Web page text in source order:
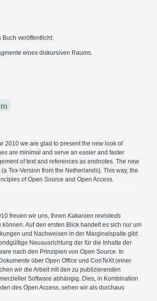
Buch veröffentlicht:
eines diskursiven Raums.
2010 we are glad to present the new look of
are minimal and serve an easier and faster
of text and references as endnotes. The new
Tex-Version from the Netherlands). This way, the
of Open Source and Open Access.
freuen wir uns, Ihnen Kakanien revisiteds
Auf den ersten Blick handelt es sich nur um
und Nachweisen in der Marginalspalte gibt
Neuausrichtung der für die Inhalte der
nach den Prinzipien von Open Source. In
über Open Office und ConTeXt (einer
wir die Arbeit mit den zu publizierenden
Software abhängig. Dies, in Kombination
des Open Access, sehen wir als durchaus